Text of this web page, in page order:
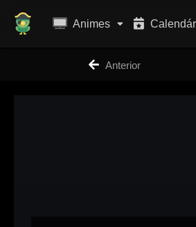
Animes
Anterior